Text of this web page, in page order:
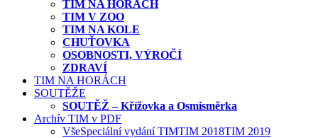
TIM NA HORÁCH
TIM V ZOO
TIM NA KOLE
CHUŤOVKA
OSOBNOSTI, VÝROČÍ
ZDRAVÍ
TIM NA HORÁCH
SOUTĚŽE
SOUTĚŽ – Křížovka a Osmisměrka
Archív TIM v PDF
VšeSpeciální vydání TIMTIM 2018TIM 2019